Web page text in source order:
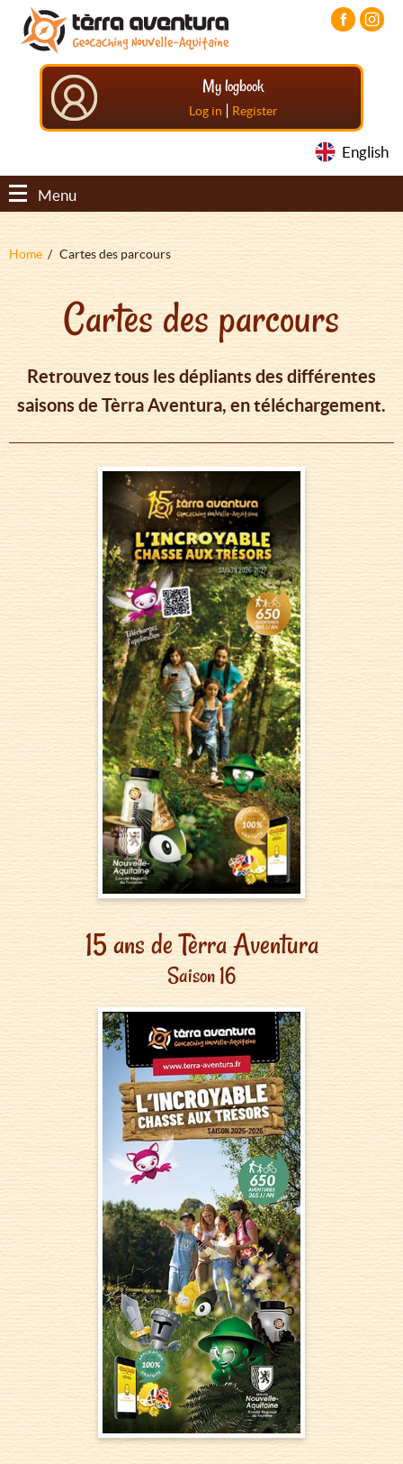
Aller
contenu
principal
Aller
menu
principal
Aller
pied
My logbook
Log in | Register
English
Menu
Fil
Home Cartes des parcours
Cartes des parcours
Retrouvez tous les dépliants des différentes
saisons de Tèrra Aventura, en téléchargement.
15 ans de Tèrra Aventura
Saison 16